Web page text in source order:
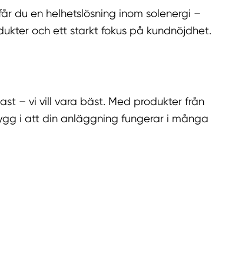
du en helhetslösning inom solenergi –
och ett starkt fokus på kundnöjdhet.
– vi vill vara bäst. Med produkter från
i att din anläggning fungerar i många